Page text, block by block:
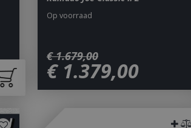
€ 1.679,00
€ 1.379,00
Op voorraad